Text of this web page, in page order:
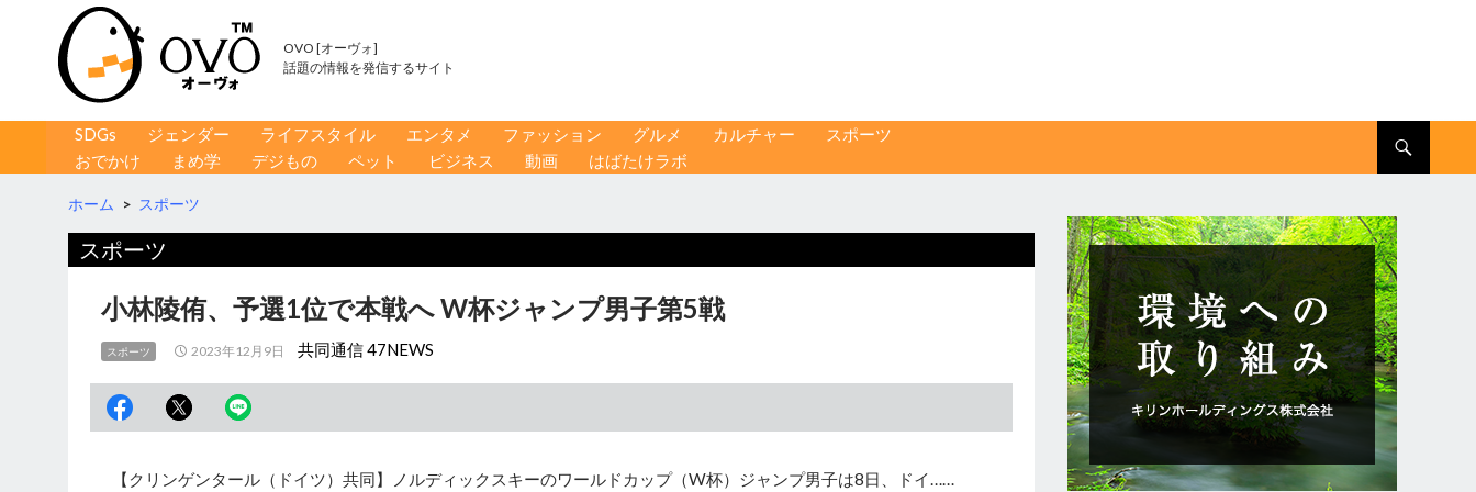
OVO [オーヴォ]
話題の情報を発信するサイト
コンテンツへ移動
SDGs ジェンダー ライフスタイル エンタメ ファッション グルメ カルチャー
スポーツ
おでかけ
まめ学 デジもの ペット ビジネス 動画 はばたけラボ
ホーム > スポーツ
スポーツ
小林陵侑、予選1位で本戦へ W杯ジャンプ男子第5戦
スポーツ 2023年12月9日 共同通信 47NEWS
【クリンゲンタール（ドイツ）共同】ノルディックスキーのワールドカップ（W杯）ジャンプ男子は8日、ドイ……